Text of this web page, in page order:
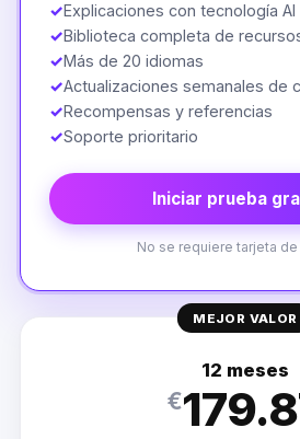
✓Explicaciones con tecnología AI
✓Biblioteca completa de
✓Más de 20 idiomas
✓Actualizaciones semanales de
✓Recompensas y referencias
✓Soporte prioritario
Iniciar prueba
No se requiere tarjeta
MEJOR VALOR
12 meses
€